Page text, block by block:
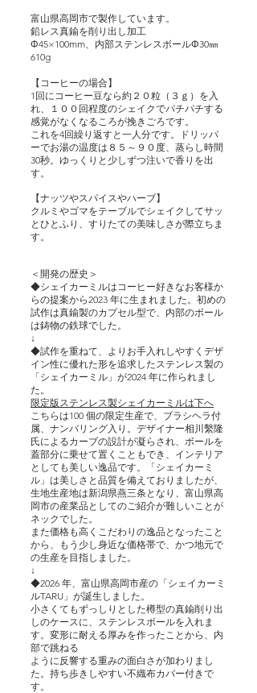
富山県高岡市で製作しています。
鉛レス真鍮を削り出し加工
Φ45×100mm、内部ステンレスボールΦ30㎜
610g
【コーヒーの場合】
1回にコーヒー豆なら約２０粒（３ｇ）を入
れ、１００回程度のシェイクでパチパチする
感覚がなくなるころが挽きごろです。
これを4回繰り返すと一人分です。ドリッパ
ーでお湯の温度は８５～９０度、蒸らし時間
30秒。ゆっくりと少しずつ注いで香りを出
す。
【ナッツやスパイスやハーブ】
クルミやゴマをテーブルでシェイクしてサッ
とひとふり、すりたての美味しさが際立ちま
す。
＜開発の歴史＞
◆シェイカーミルはコーヒー好きなお客様か
らの提案から2023 年に生まれました。初めの
試作は真鍮製のカプセル型で、内部のボール
は鋳物の鉄球でした。
↓
◆試作を重ねて、よりお手入れしやすくデザ
イン性に優れた形を追求したステンレス製の
「シェイカーミル」が2024 年に作られまし
た。
限定版ステンレス製シェイカーミルは下へ
こちらは100 個の限定生産で、ブラシヘラ付
属、ナンバリング入り。デザイナー相川繫隆
氏によるカーブの設計が凝らされ、ボールを
蓋部分に乗せて置くこともでき、インテリア
としても美しい逸品です。「シェイカーミ
ル」は美しさと品質を備えておりましたが、
生地生産地は新潟県燕三条となり、富山県高
岡市の産業品としてのご紹介が難しいことが
ネックでした。
また価格も高くこだわりの逸品となったこと
から、もう少し身近な価格帯で、かつ地元で
の生産を目指しました。
↓
◆2026 年、富山県高岡市産の「シェイカーミ
ルTARU」が誕生しました。
小さくてもずっしりとした樽型の真鍮削り出
しのケースに、ステンレスボールを入れま
す。変形に耐える厚みを作ったことから、内
部で跳ねる
ように反響する重みの面白さが加わりまし
た。持ち歩きしやすい不織布カバー付きで
す。